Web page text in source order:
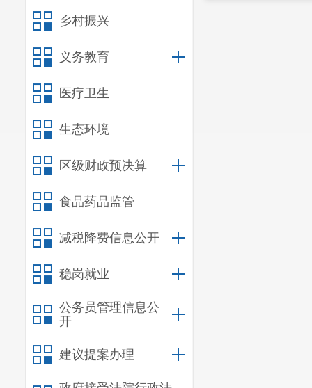
乡村振兴
义务教育
医疗卫生
生态环境
区级财政预决算
食品药品监管
减税降费信息公开
稳岗就业
公务员管理信息公
开
建议提案办理